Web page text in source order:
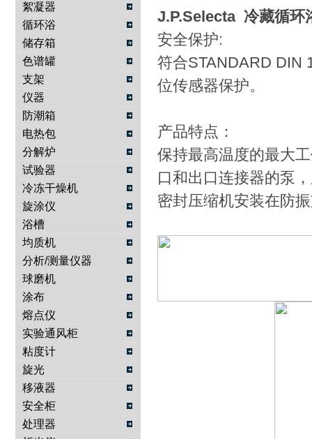
絮凝器
循环浴
储存箱
色谱罐
支架
仪器
防潮箱
电热包
分解炉
试验器
冷冻干燥机
旋涂仪
浴槽
均质机
分析/测量仪器
球磨机
涂布
熔点仪
实验通风柜
粘度计
旋光
移液器
安全柜
处理器
J.P.Selecta 冷藏循环
安全保护:
符合STANDARD DIN
位传感器保护。
产品特点：
保持最高温度的最大
口和出口连接器的泵
密封压缩机安装在防